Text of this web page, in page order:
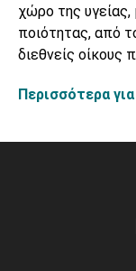
χώρο της υγείας,
ποιότητας, από
διεθνείς οίκους
Περισσότερα για